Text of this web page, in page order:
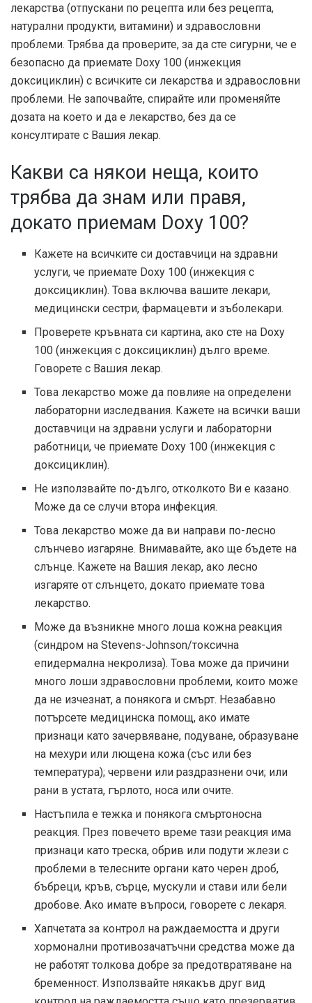
лекарства (отпускани по рецепта или без рецепта,
натурални продукти, витамини) и здравословни
проблеми. Трябва да проверите, за да сте сигурни, че е
безопасно да приемате Doxy 100 (инжекция
доксициклин) с всичките си лекарства и здравословни
проблеми. Не започвайте, спирайте или променяйте
дозата на което и да е лекарство, без да се
консултирате с Вашия лекар.
Какви са някои неща, които
трябва да знам или правя,
докато приемам Doxy 100?
Кажете на всичките си доставчици на здравни
услуги, че приемате Doxy 100 (инжекция с
доксициклин). Това включва вашите лекари,
медицински сестри, фармацевти и зъболекари.
Проверете кръвната си картина, ако сте на Doxy
100 (инжекция с доксициклин) дълго време.
Говорете с Вашия лекар.
Това лекарство може да повлияе на определени
лабораторни изследвания. Кажете на всички ваши
доставчици на здравни услуги и лабораторни
работници, че приемате Doxy 100 (инжекция с
доксициклин).
Не използвайте по-дълго, отколкото Ви е казано.
Може да се случи втора инфекция.
Това лекарство може да ви направи по-лесно
слънчево изгаряне. Внимавайте, ако ще бъдете на
слънце. Кажете на Вашия лекар, ако лесно
изгаряте от слънцето, докато приемате това
лекарство.
Може да възникне много лоша кожна реакция
(синдром на Stevens-Johnson/токсична
епидермална некролиза). Това може да причини
много лоши здравословни проблеми, които може
да не изчезнат, а понякога и смърт. Незабавно
потърсете медицинска помощ, ако имате
признаци като зачервяване, подуване, образуване
на мехури или лющена кожа (със или без
температура); червени или раздразнени очи; или
рани в устата, гърлото, носа или очите.
Настъпила е тежка и понякога смъртоносна
реакция. През повечето време тази реакция има
признаци като треска, обрив или подути жлези с
проблеми в телесните органи като черен дроб,
бъбреци, кръв, сърце, мускули и стави или бели
дробове. Ако имате въпроси, говорете с лекаря.
Хапчетата за контрол на раждаемостта и други
хормонални противозачатъчни средства може да
не работят толкова добре за предотвратяване на
бременност. Използвайте някакъв друг вид